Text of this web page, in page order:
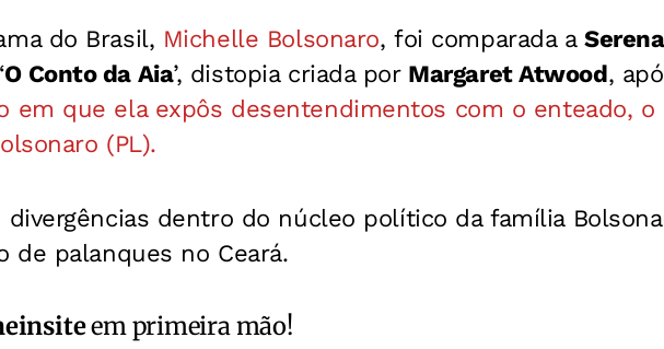
do Brasil, Michelle Bolsonaro, foi comparada a
O Conto da Aia’, distopia criada por Margaret Atwood,
em que ela expôs desentendimentos com o enteado, o
(PL).
divergências dentro do núcleo político da família
de palanques no Ceará.
em primeira mão!